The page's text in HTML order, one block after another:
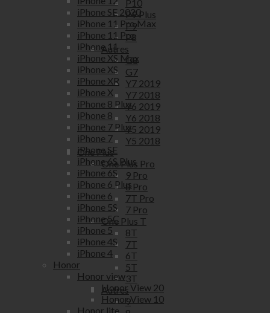
P10
P9 Plus
P9
P8
Autres
G8
G7
Y7 2019
Y7 2018
Y6 2019
Y6 2018
Y5 2019
Y5 2018
One Plus
One Plus Pro
9 Pro
8 Pro
7T Pro
7 Pro
One Plus T
8T
7T
6T
5T
3T
Autres
9
iPhone SE 2020
iPhone 11 Pro Max
iPhone 11 Pro
iPhone 11
iPhone XS Max
iPhone XS
iPhone XR
iPhone X
iPhone 8 Plus
iPhone 8
iPhone 7 Plus
iPhone 7
iPhone SE
iPhone 6S Plus
iPhone 6S
iPhone 6 Plus
iPhone 6
iPhone 5S
iPhone 5C
iPhone 5
iPhone 4S
iPhone 4
Honor
Honor view
Honor View 20
Honor View 10
Honor lite